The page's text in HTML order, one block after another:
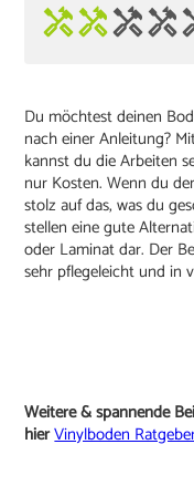
Du möchtest deinen
nach einer Anleitung?
kannst du die Arbeiten
nur Kosten. Wenn du
stolz auf das, was du
stellen eine gute
oder Laminat dar. Der
sehr pflegeleicht und in
Weitere & spannende
hierVinylboden